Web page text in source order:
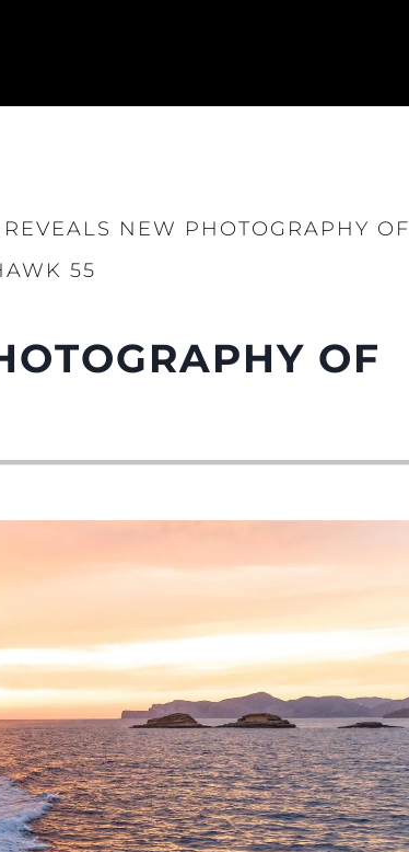
NEW PHOTOGRAPHY OF
55
OF